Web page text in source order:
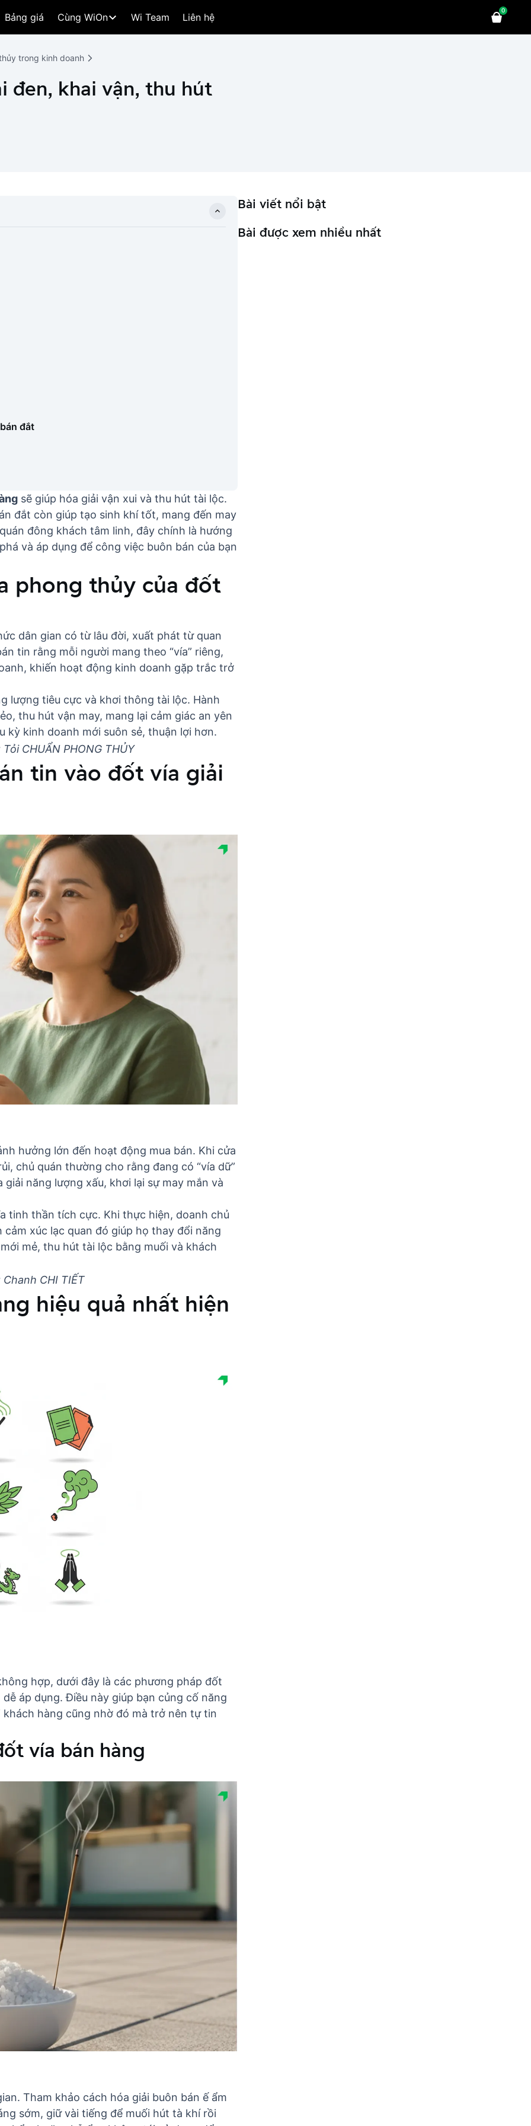
Bảng giá Cùng WiOn Wi Team Liên hệ
0
trong kinh doanh
đen, khai vận, thu hút
đắt
sẽ giúp hóa giải vận xui và thu hút tài lộc.
đắt còn giúp tạo sinh khí tốt, mang đến may
đông khách tâm linh, đây chính là hướng
và áp dụng để công việc buôn bán của bạn
phong thủy của đốt
dân gian có từ lâu đời, xuất phát từ quan
tin rằng mỗi người mang theo “vía” riêng,
khiến hoạt động kinh doanh gặp trắc trở
lượng tiêu cực và khơi thông tài lộc. Hành
thu hút vận may, mang lại cảm giác an yên
kỳ kinh doanh mới suôn sẻ, thuận lợi hơn.
CHUẨN PHONG THỦY
tin vào đốt vía giải
hưởng lớn đến hoạt động mua bán. Khi cửa
chủ quán thường cho rằng đang có “vía dữ”
năng lượng xấu, khơi lại sự may mắn và
tinh thần tích cực. Khi thực hiện, doanh chủ
xúc lạc quan đó giúp họ thay đổi năng
mẻ, thu hút tài lộc bằng muối và khách
CHI TIẾT
hiệu quả nhất hiện
hợp, dưới đây là các phương pháp đốt
áp dụng. Điều này giúp bạn củng cố năng
hàng cũng nhờ đó mà trở nên tự tin
vía bán hàng
Tham khảo cách hóa giải buôn bán ế ẩm
sớm, giữ vài tiếng để muối hút tà khí rồi
Bài viết nổi bật
Bài được xem nhiều nhất